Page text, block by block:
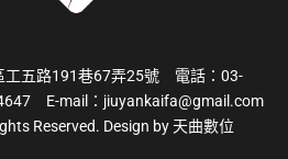
工五路191巷67弄25號 電話：03-
E-mail： jiuyankaifa@gmail.com
Reserved. Design by 天曲數位